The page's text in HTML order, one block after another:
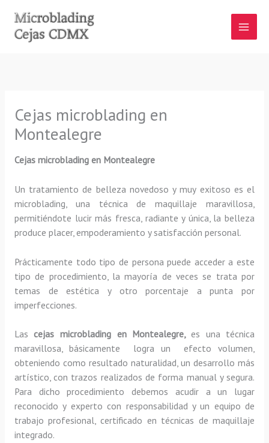
contenido
Cejas microblading en
Montealegre
Cejas microblading en Montealegre
Un tratamiento de belleza novedoso y muy exitoso es el
microblading, una técnica de maquillaje maravillosa,
permitiéndote lucir más fresca, radiante y única, la belleza
produce placer, empoderamiento y satisfacción personal.
Prácticamente todo tipo de persona puede acceder a este
tipo de procedimiento, la mayoría de veces se trata por
temas de estética y otro porcentaje a punta por
imperfecciones.
Lascejas microblading en Montealegre, es una técnica
maravillosa, básicamente
logra un efecto volumen,
obteniendo como resultado naturalidad, un desarrollo más
artístico, con trazos realizados de forma manual y segura.
Para dicho procedimiento debemos acudir a un lugar
reconocido y experto con responsabilidad y un equipo de
trabajo profesional, certificado en técnicas de maquillaje
integrado.